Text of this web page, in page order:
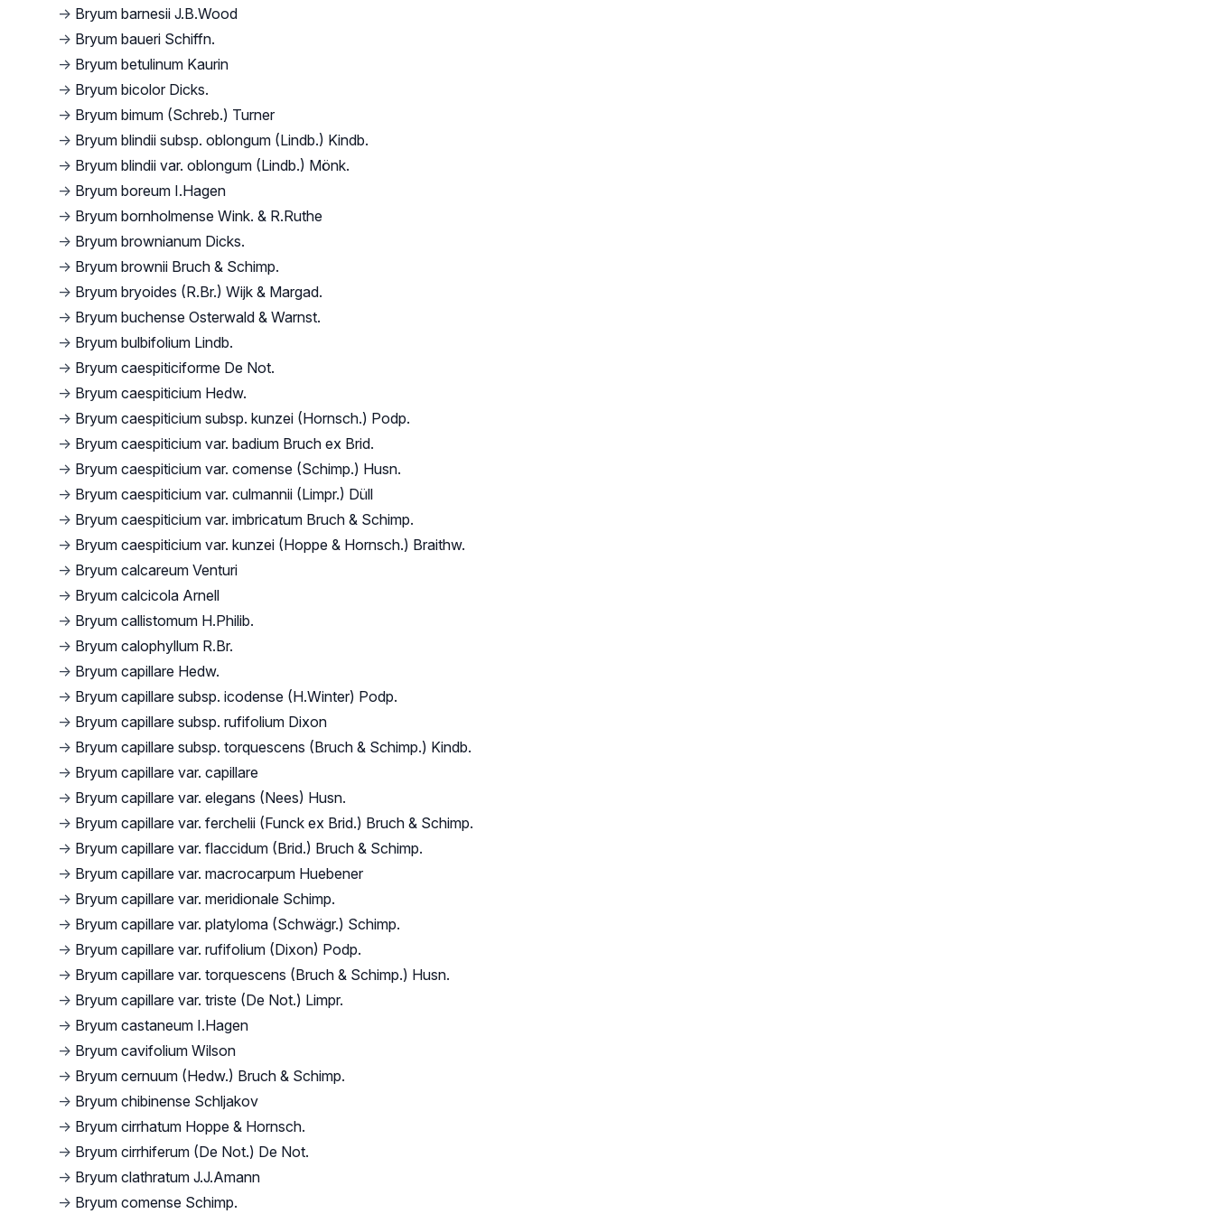
→ Bryum barnesii J.B.Wood
→ Bryum baueri Schiffn.
→ Bryum betulinum Kaurin
→ Bryum bicolor Dicks.
→ Bryum bimum (Schreb.) Turner
→ Bryum blindii subsp. oblongum (Lindb.) Kindb.
→ Bryum blindii var. oblongum (Lindb.) Mönk.
→ Bryum boreum I.Hagen
→ Bryum bornholmense Wink. & R.Ruthe
→ Bryum brownianum Dicks.
→ Bryum brownii Bruch & Schimp.
→ Bryum bryoides (R.Br.) Wijk & Margad.
→ Bryum buchense Osterwald & Warnst.
→ Bryum bulbifolium Lindb.
→ Bryum caespiticiforme De Not.
→ Bryum caespiticium Hedw.
→ Bryum caespiticium subsp. kunzei (Hornsch.) Podp.
→ Bryum caespiticium var. badium Bruch ex Brid.
→ Bryum caespiticium var. comense (Schimp.) Husn.
→ Bryum caespiticium var. culmannii (Limpr.) Düll
→ Bryum caespiticium var. imbricatum Bruch & Schimp.
→ Bryum caespiticium var. kunzei (Hoppe & Hornsch.) Braithw.
→ Bryum calcareum Venturi
→ Bryum calcicola Arnell
→ Bryum callistomum H.Philib.
→ Bryum calophyllum R.Br.
→ Bryum capillare Hedw.
→ Bryum capillare subsp. icodense (H.Winter) Podp.
→ Bryum capillare subsp. rufifolium Dixon
→ Bryum capillare subsp. torquescens (Bruch & Schimp.) Kindb.
→ Bryum capillare var. capillare
→ Bryum capillare var. elegans (Nees) Husn.
→ Bryum capillare var. ferchelii (Funck ex Brid.) Bruch & Schimp.
→ Bryum capillare var. flaccidum (Brid.) Bruch & Schimp.
→ Bryum capillare var. macrocarpum Huebener
→ Bryum capillare var. meridionale Schimp.
→ Bryum capillare var. platyloma (Schwägr.) Schimp.
→ Bryum capillare var. rufifolium (Dixon) Podp.
→ Bryum capillare var. torquescens (Bruch & Schimp.) Husn.
→ Bryum capillare var. triste (De Not.) Limpr.
→ Bryum castaneum I.Hagen
→ Bryum cavifolium Wilson
→ Bryum cernuum (Hedw.) Bruch & Schimp.
→ Bryum chibinense Schljakov
→ Bryum cirrhatum Hoppe & Hornsch.
→ Bryum cirrhiferum (De Not.) De Not.
→ Bryum clathratum J.J.Amann
→ Bryum comense Schimp.